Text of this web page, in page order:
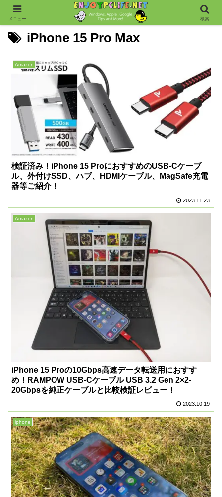
iPhone 15 Pro Max
Amazon
検証済み！iPhone 15 ProにおすすめのUSB-Cケーブ
ル、外付けSSD、ハブ、HDMIケーブル、MagSafe充電
器等ご紹介！
2023.11.23
Amazon
iPhone 15 Proの10Gbps高速データ転送用におすす
め！RAMPOW USB-Cケーブル USB 3.2 Gen 2×2-
20Gbpsを純正ケーブルと比較検証レビュー！
2023.10.19
iphone
メニュー 検索